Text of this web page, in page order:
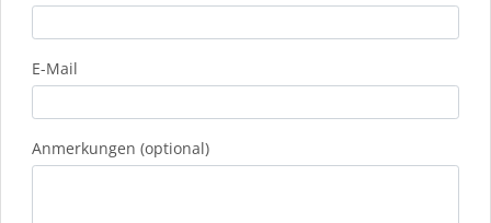
E-Mail
Anmerkungen (optional)